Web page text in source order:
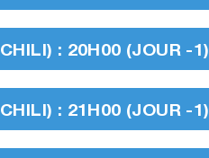
: 20H00 (JOUR -1)
: 21H00 (JOUR -1)